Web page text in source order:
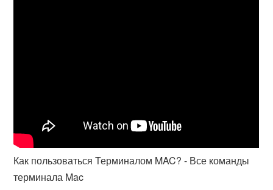
Как пользоваться Терминалом MAC? - Все команды
терминала Mac